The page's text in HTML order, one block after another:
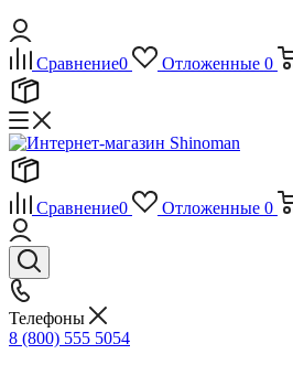
Сравнение0 Отложенные 0
Сравнение0 Отложенные 0
Телефоны
8 (800) 555 5054